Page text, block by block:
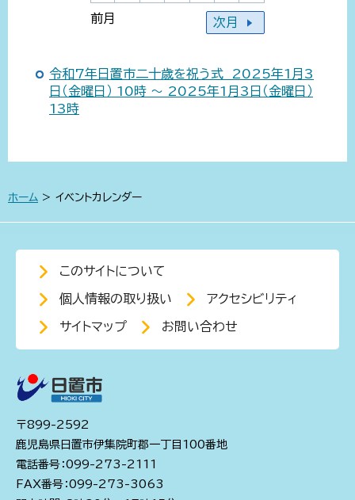
前月 次月
令和7年日置市二十歳を祝う式 2025年1月3
日（金曜日） 10時 ～ 2025年1月3日（金曜日）
13時
ホーム > イベントカレンダー
このサイトについて
個人情報の取り扱い アクセシビリティ
サイトマップ お問い合わせ
〒899-2592
鹿児島県日置市伊集院町郡一丁目100番地
電話番号：099-273-2111
FAX番号：099-273-3063